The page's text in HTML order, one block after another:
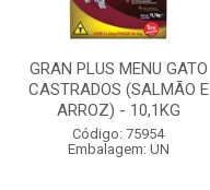
GRAN PLUS MENU GATO
CASTRADOS (SALMÃO E
ARROZ) - 10,1KG
Código: 75954
Embalagem: UN